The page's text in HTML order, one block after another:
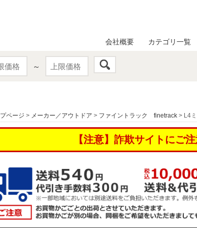
～
会社概要 カテゴリ一覧
ページ > メーカー／アウトドア > ファイントラック finetrack > L4
【注意】詐欺サイトにご